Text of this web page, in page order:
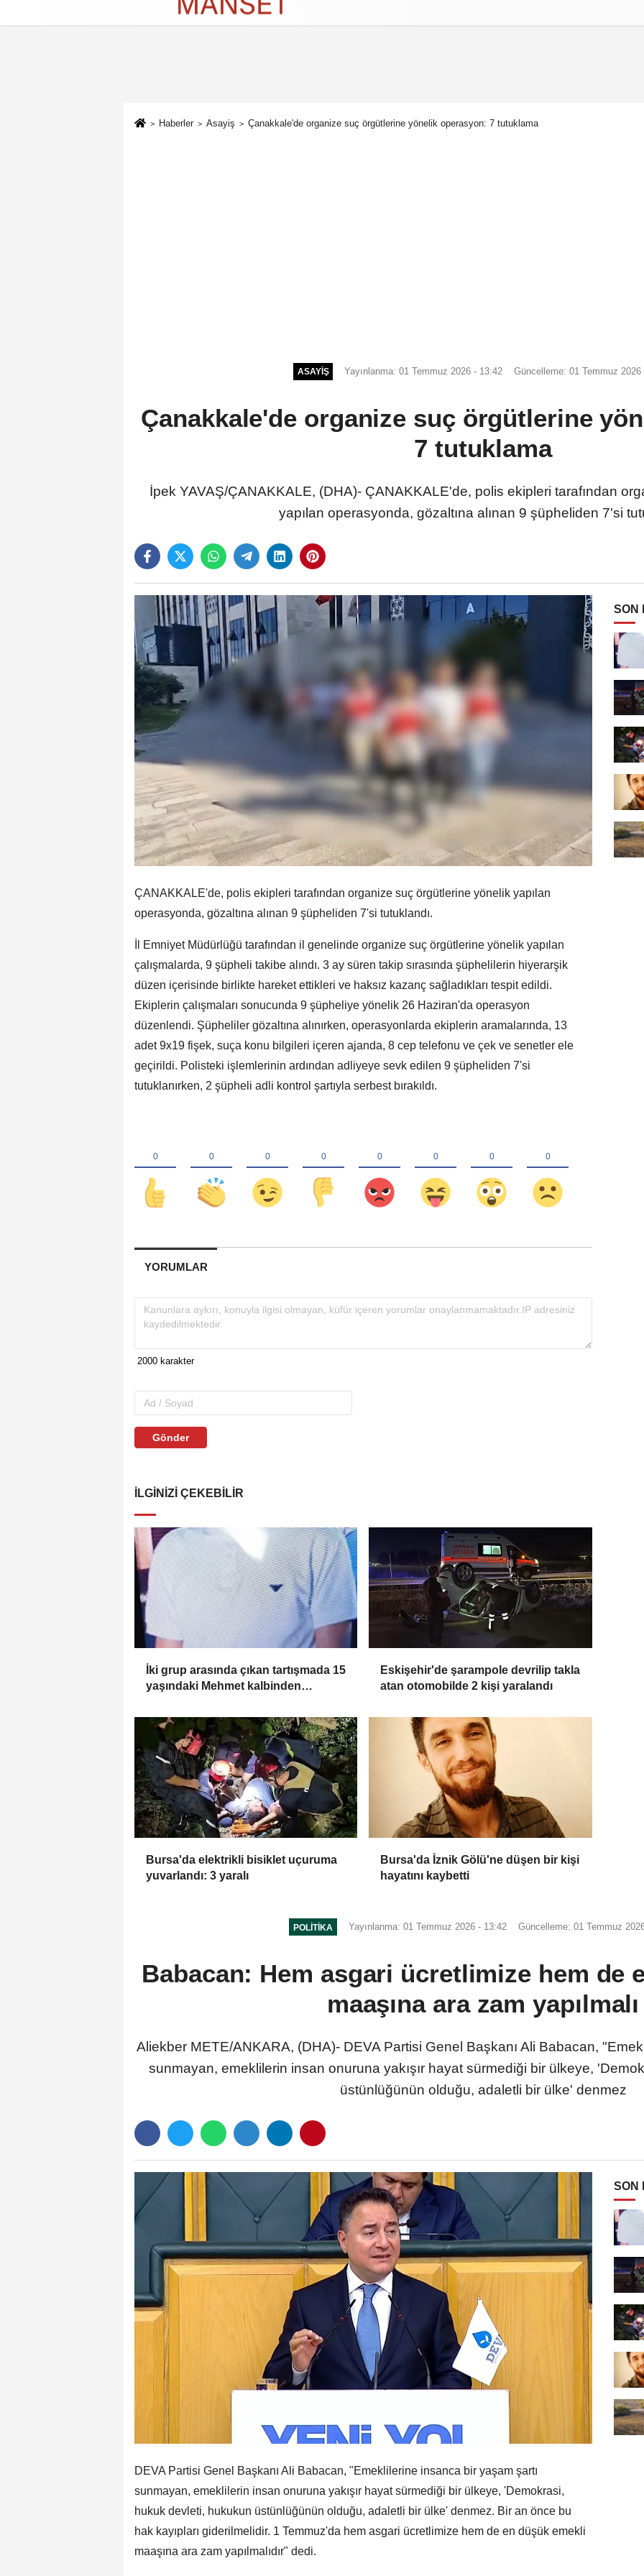
İletişim Çerez Politikası
Haberler Asayiş Çanakkale'de organize suç örgütlerine yönelik operasyon: 7 tutuklama
ASAYIŞ Yayınlanma: 01 Temmuz 2026 - 13:42 Güncelleme: 01 Temmuz 2026
Çanakkale'de organize suç örgütlerine
7 tutuklama
İpek YAVAŞ/ÇANAKKALE, (DHA)- ÇANAKKALE'de, polis ekipleri tarafından
yapılan operasyonda, gözaltına alınan 9 şüpheliden 7'si
ÇANAKKALE'de, polis ekipleri tarafından organize suç örgütlerine yönelik yapılan
operasyonda, gözaltına alınan 9 şüpheliden 7'si tutuklandı.
İl Emniyet Müdürlüğü tarafından il genelinde organize suç örgütlerine yönelik yapılan
çalışmalarda, 9 şüpheli takibe alındı. 3 ay süren takip sırasında şüphelilerin hiyerarşik
düzen içerisinde birlikte hareket ettikleri ve haksız kazanç sağladıkları tespit edildi.
Ekiplerin çalışmaları sonucunda 9 şüpheliye yönelik 26 Haziran'da operasyon
düzenlendi. Şüpheliler gözaltına alınırken, operasyonlarda ekiplerin aramalarında, 13
adet 9x19 fişek, suça konu bilgileri içeren ajanda, 8 cep telefonu ve çek ve senetler ele
geçirildi. Polisteki işlemlerinin ardından adliyeye sevk edilen 9 şüpheliden 7'si
tutuklanırken, 2 şüpheli adli kontrol şartıyla serbest bırakıldı.
YORUMLAR
Gönder
İLGINIZI ÇEKEBILIR
İki grup arasında çıkan tartışmada 15
yaşındaki Mehmet kalbinden
Eskişehir'de şarampole devrilip takla
atan otomobilde 2 kişi yaralandı
Bursa'da elektrikli bisiklet uçuruma
yuvarlandı: 3 yaralı
Bursa'da İznik Gölü'ne düşen bir kişi
hayatını kaybetti
SON
POLITIKA Yayınlanma: 01 Temmuz 2026 - 13:42 Güncelleme: 01 Temmuz
Babacan: Hem asgari ücretlimize hem de
maaşına ara zam yapılmalı
Aliekber METE/ANKARA, (DHA)- DEVA Partisi Genel Başkanı Ali Babacan,
sunmayan, emeklilerin insan onuruna yakışır hayat sürmediği bir ülkeye,
üstünlüğünün olduğu, adaletli bir ülke' denmez
DEVA Partisi Genel Başkanı Ali Babacan, "Emeklilerine insanca bir yaşam şartı
sunmayan, emeklilerin insan onuruna yakışır hayat sürmediği bir ülkeye, 'Demokrasi,
hukuk devleti, hukukun üstünlüğünün olduğu, adaletli bir ülke' denmez. Bir an önce bu
hak kayıpları giderilmelidir. 1 Temmuz'da hem asgari ücretlimize hem de en düşük emekli
maaşına ara zam yapılmalıdır" dedi.
SON